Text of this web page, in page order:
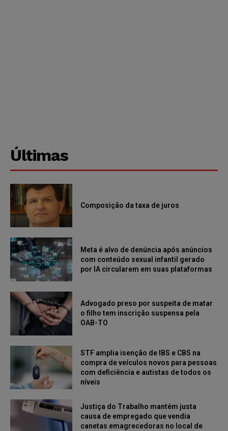
Últimas
Composição da taxa de juros
Meta é alvo de denúncia após anúncios
com conteúdo sexual infantil gerado
por IA circularem em suas plataformas
Advogado preso por suspeita de matar
o filho tem inscrição suspensa pela
OAB-TO
STF amplia isenção de IBS e CBS na
compra de veículos novos para pessoas
com deficiência e autistas de todos os
níveis
Justiça do Trabalho mantém justa
causa de empregado que vendia
canetas emagrecedoras no local de